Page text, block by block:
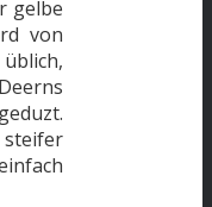
gelbe
von
steifer